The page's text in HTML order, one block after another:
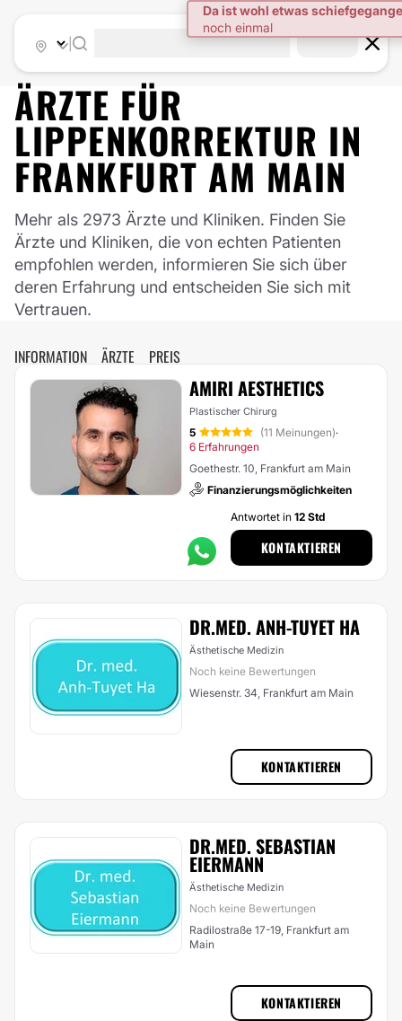
ÄRZTE FÜR
LIPPENKORREKTUR IN
FRANKFURT AM MAIN
Mehr als 2973 Ärzte und Kliniken. Finden Sie
Ärzte und Kliniken, die von echten Patienten
empfohlen werden, informieren Sie sich über
deren Erfahrung und entscheiden Sie sich mit
Vertrauen.
INFORMATION ÄRZTE PREIS
AMIRI AESTHETICS
Plastischer Chirurg
5 (11 Meinungen)·
6 Erfahrungen
Goethestr. 10, Frankfurt am Main
Finanzierungsmöglichkeiten
Antwortet in 12 Std
KONTAKTIEREN
DR.MED. ANH-TUYET HA
Ästhetische Medizin
Noch keine Bewertungen
Wiesenstr. 34, Frankfurt am Main
KONTAKTIEREN
DR.MED. SEBASTIAN
EIERMANN
Ästhetische Medizin
Noch keine Bewertungen
Radilostraße 17-19, Frankfurt am
Main
KONTAKTIEREN